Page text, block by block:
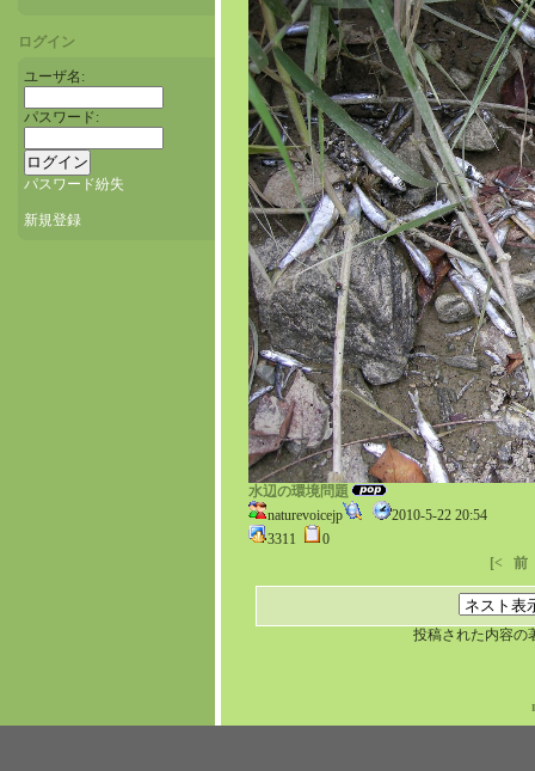
ログイン
ユーザ名:
パスワード:
パスワード紛失
新規登録
水辺の環境問題
naturevoicejp
2010-5-22 20:54
3311
0
[<
前
投稿された内容の